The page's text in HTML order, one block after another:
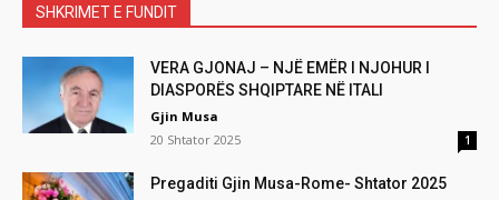
SHKRIMET E FUNDIT
VERA GJONAJ – NJË EMËR I NJOHUR I
DIASPORËS SHQIPTARE NË ITALI
Gjin Musa
20 Shtator 2025
1
Pregaditi Gjin Musa-Rome- Shtator 2025